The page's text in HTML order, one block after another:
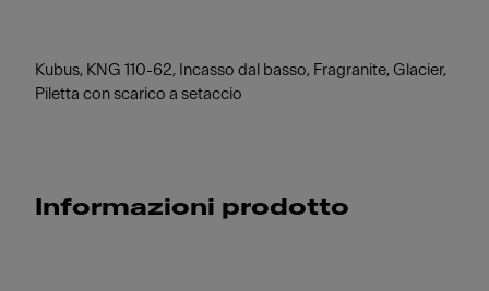
Kubus, KNG 110-62, Incasso dal basso, Fragranite, Glacier,
Piletta con scarico a setaccio
Informazioni prodotto